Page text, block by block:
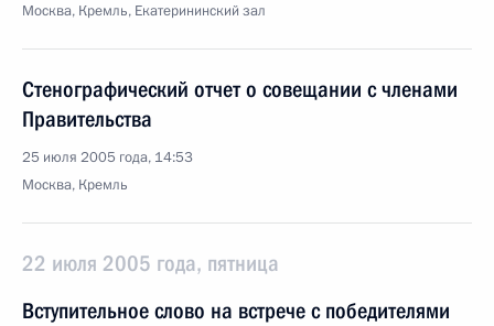
Москва, Кремль, Екатерининский зал
Стенографический отчет о совещании с членами
Правительства
25 июля 2005 года, 14:53
Москва, Кремль
22 июля 2005 года, пятница
Вступительное слово на встрече с победителями